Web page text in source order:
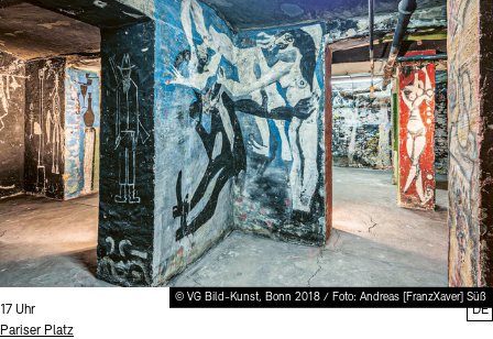
Stellenangebote Newsletter Presse
Nachhaltigkeit Kontakt
Digitale Sammlungen Exil-Archive
© VG Bild-Kunst, Bonn 2018 / Foto: Andreas [FranzXaver] Süß
Uhrzeit:
17 Uhr
Standort
Pariser Platz
DE